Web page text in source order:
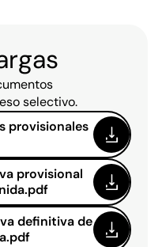
selectivo.
provisionales
provisional
definitiva de